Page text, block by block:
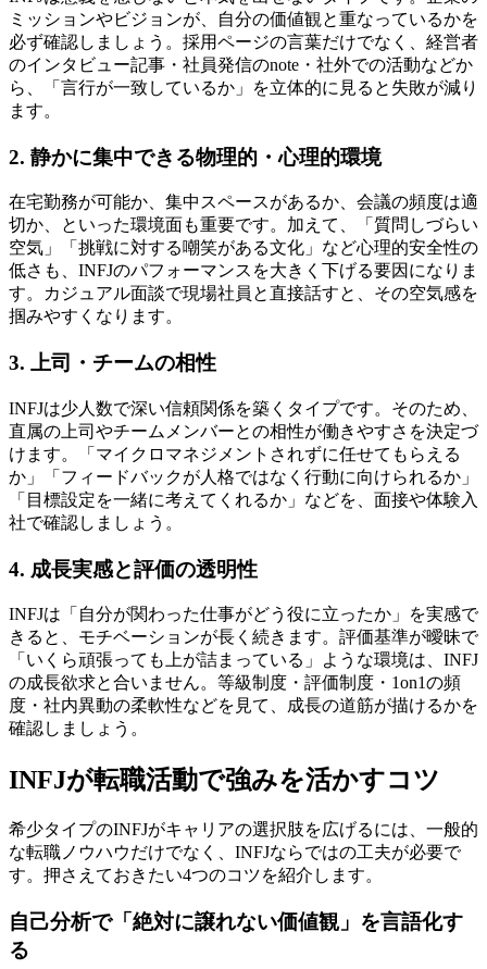
ミッションやビジョンが、自分の価値観と重なっているかを
必ず確認しましょう。採用ページの言葉だけでなく、経営者
のインタビュー記事・社員発信のnote・社外での活動などか
ら、「言行が一致しているか」を立体的に見ると失敗が減り
ます。
2. 静かに集中できる物理的・心理的環境
在宅勤務が可能か、集中スペースがあるか、会議の頻度は適
切か、といった環境面も重要です。加えて、「質問しづらい
空気」「挑戦に対する嘲笑がある文化」など心理的安全性の
低さも、INFJのパフォーマンスを大きく下げる要因になりま
す。カジュアル面談で現場社員と直接話すと、その空気感を
掴みやすくなります。
3. 上司・チームの相性
INFJは少人数で深い信頼関係を築くタイプです。そのため、
直属の上司やチームメンバーとの相性が働きやすさを決定づ
けます。「マイクロマネジメントされずに任せてもらえる
か」「フィードバックが人格ではなく行動に向けられるか」
「目標設定を一緒に考えてくれるか」などを、面接や体験入
社で確認しましょう。
4. 成長実感と評価の透明性
INFJは「自分が関わった仕事がどう役に立ったか」を実感で
きると、モチベーションが長く続きます。評価基準が曖昧で
「いくら頑張っても上が詰まっている」ような環境は、INFJ
の成長欲求と合いません。等級制度・評価制度・1on1の頻
度・社内異動の柔軟性などを見て、成長の道筋が描けるかを
確認しましょう。
INFJが転職活動で強みを活かすコツ
希少タイプのINFJがキャリアの選択肢を広げるには、一般的
な転職ノウハウだけでなく、INFJならではの工夫が必要で
す。押さえておきたい4つのコツを紹介します。
自己分析で「絶対に譲れない価値観」を言語化す
る